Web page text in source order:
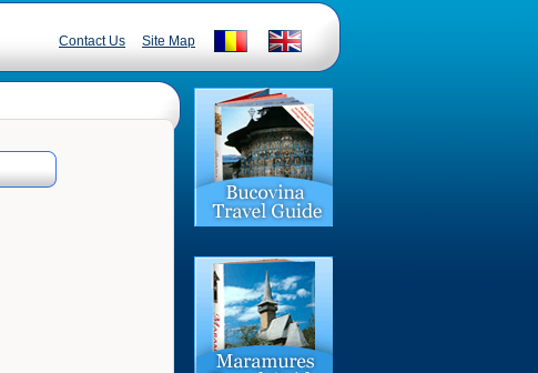
Site Map
Contact Us